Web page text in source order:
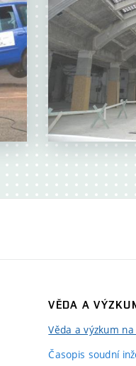
VĚDA A
Věda a výzkum na
Časopis soudní